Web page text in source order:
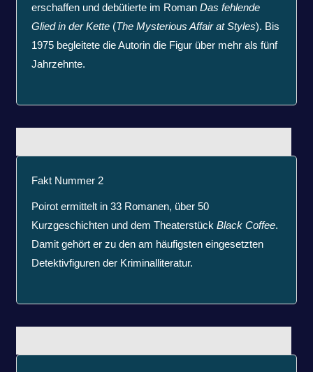
erschaffen und debütierte im RomanDas fehlende
Glied in der Kette (The Mysterious Affair at Styles). Bis
1975 begleitete die Autorin die Figur über mehr als fünf
Jahrzehnte.
Fakt Nummer 2
Poirot ermittelt in 33 Romanen, über 50
Kurzgeschichten und dem TheaterstückBlack Coffee.
Damit gehört er zu den am häufigsten eingesetzten
Detektivfiguren der Kriminalliteratur.